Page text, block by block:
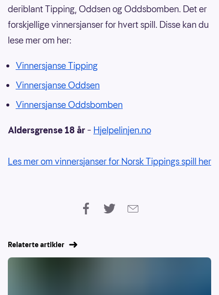
deriblant Tipping, Oddsen og Oddsbomben. Det er
forskjellige vinnersjanser for hvert spill. Disse kan du
lese mer om her:
Vinnersjanse Tipping
Vinnersjanse Oddsen
Vinnersjanse Oddsbomben
Aldersgrense 18 år – Hjelpelinjen.no
Les mer om vinnersjanser for Norsk Tippings spill her
Relaterte artikler